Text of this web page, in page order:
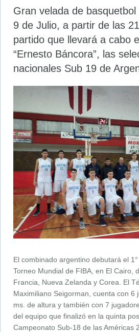
Gran velada de
9 de Julio, a partir de las
partido que llevará a cabo
“Ernesto Báncora”, las
nacionales Sub 19 de
El combinado argentino debutará el
Torneo Mundial de FIBA, en El Cairo,
Francia, Nueva Zelanda y Corea. El
Maximiliano Seigorman, cuenta con 6
ms. de altura y también con 7
del equipo que finalizó en la quinta
Campeonato Sub-18 de las Américas